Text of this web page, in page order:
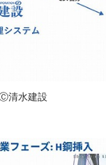
清水建設